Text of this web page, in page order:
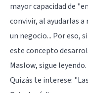
mayor capacidad de
convivir, al ayudarlas
un negocio... Por eso,
este concepto
Maslow, sigue leyendo.
Quizás te interese: "